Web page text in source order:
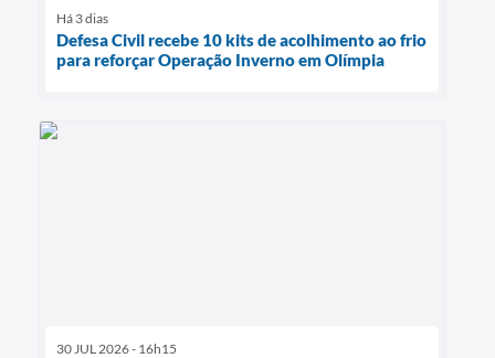
Há 3 dias
Defesa Civil recebe 10 kits de acolhimento ao frio
para reforçar Operação Inverno em Olímpia
30 JUL 2026 - 16h15